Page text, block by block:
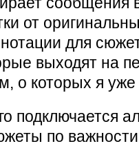
от
для
выходят на
о которых я
подключается
по